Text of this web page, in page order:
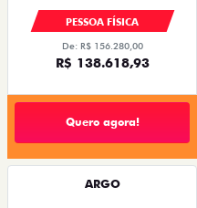
PESSOA FÍSICA
De: R$ 156.280,00
R$ 138.618,93
Quero agora!
ARGO